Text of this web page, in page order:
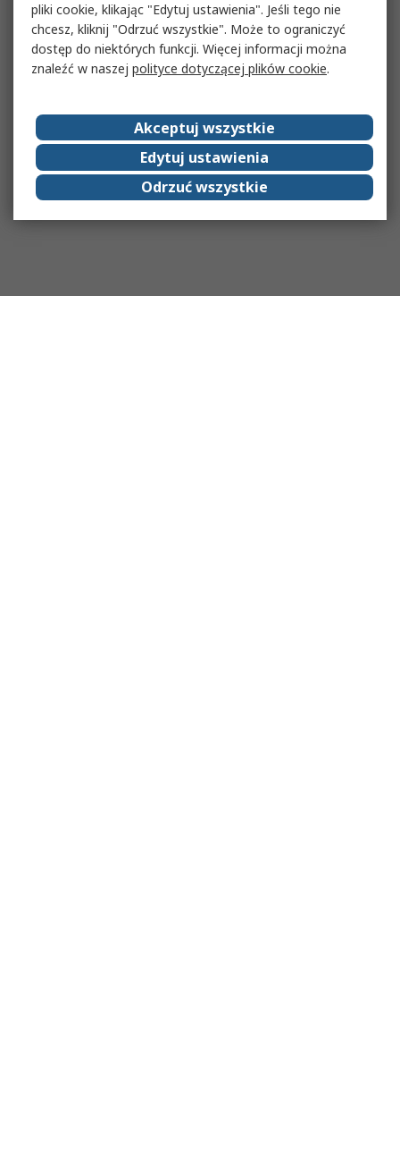
pliki cookie, klikając "Edytuj ustawienia". Jeśli tego nie
chcesz, kliknij "Odrzuć wszystkie". Może to ograniczyć
dostęp do niektórych funkcji. Więcej informacji można
znaleźć w naszej polityce dotyczącej plików cookie.
Akceptuj wszystkie
Edytuj ustawienia
Odrzuć wszystkie